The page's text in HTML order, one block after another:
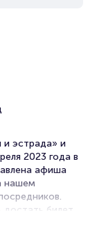
и эстрада» и
2023 года в
афиша
нашем
билет